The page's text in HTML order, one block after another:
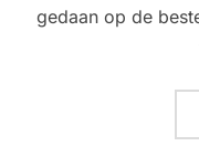
gedaan op de